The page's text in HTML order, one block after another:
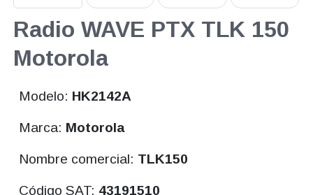
Radio WAVE PTX TLK 150
Motorola
Modelo: HK2142A
Marca: Motorola
Nombre comercial: TLK150
Código SAT: 43191510